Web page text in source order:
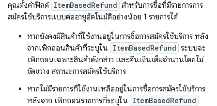
คุณตั้งค่าฟิลด์ ItemBasedRefund สำหรับการซื้อที่มีรายการการ
สมัครใช้บริการแบบต่ออายุอัตโนมัติอย่างน้อย 1 รายการได้
หากยังคงมีสินค้าที่ใช้งานอยู่ในการซื้อการสมัครใช้บริการ หลัง
จากเพิกถอนสินค้าที่ระบุใน ItemBasedRefund ระบบจะ
เพิกถอนเฉพาะสินค้าดังกล่าว และคืนเงินเต็มจำนวนโดยไม่
ขัดขวาง สถานะการสมัครใช้บริการ
หากไม่มีรายการที่ใช้งานเหลืออยู่ในการซื้อการสมัครใช้บริการ
หลังจาก เพิกถอนรายการที่ระบุใน ItemBasedRefund